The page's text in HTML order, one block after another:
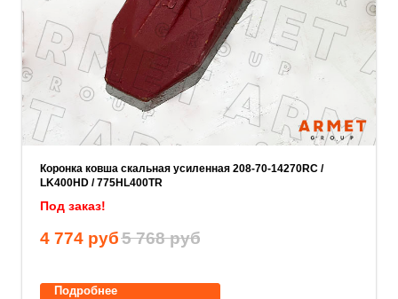
Коронка ковша скальная усиленная 208-70-14270RC /
LK400HD / 775HL400TR
Под заказ!
4 774 руб5 768 руб
Подробнее
Если у вас есть документация, которая
поможем нам лучше понять вашу
задачу — прикрепите её в поле ниже.
Ваш телефон